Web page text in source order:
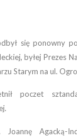
się ponowny
byłej Prezes
Starym na ul.
poczet
Agacką-